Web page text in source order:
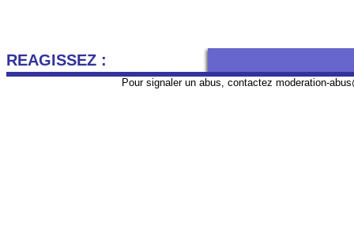
REAGISSEZ :
Pour signaler un abus, contactez moderation-